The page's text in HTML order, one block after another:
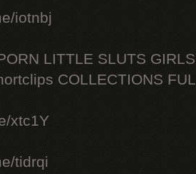
iotnbj
LITTLE SLUTS
COLLECTIONS
xtc1Y
tidrqi